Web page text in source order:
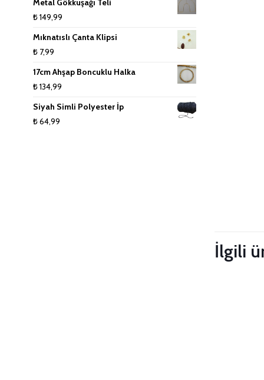
İlgili
Metal Gökkuşağı Teli
₺149,99
Mıknatıslı Çanta Klipsi
₺7,99
17cm Ahşap Boncuklu Halka
₺134,99
Siyah Simli Polyester İp
₺64,99